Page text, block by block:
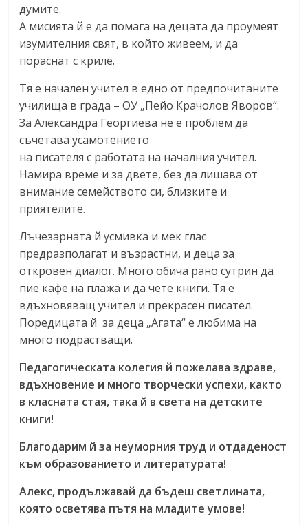
думите.
А мисията й e да помага на децата да проумеят
изумителния свят, в който живеем, и да
пораснат с криле.
Тя е начален учител в едно от предпочитаните
училища в града – ОУ „Пейо Крачолов Яворов“.
За Александра Георгиева не е проблем да
съчетава усамотението
на писателя с работата на началния учител.
Намира време и за двете, без да лишава от
внимание семейството си, близките и
приятелите.
Лъчезарната й усмивка и мек глас
предразполагат и възрастни, и деца за
откровен диалог. Много обича рано сутрин да
пие кафе на плажа и да чете книги. Тя е
вдъхновяващ учител и прекрасен писател.
Поредицата й за деца „Агата“ е любима на
много подрастващи.
Педагогическата колегия й пожелава здраве,
вдъхновение и много творчески успехи, както
в класната стая, така й в света на детските
книги!
Благодарим й за неуморния труд и отдаденост
към образованието и литературата!
Алекс, продължавай да бъдеш светлината,
която осветява пътя на младите умове!